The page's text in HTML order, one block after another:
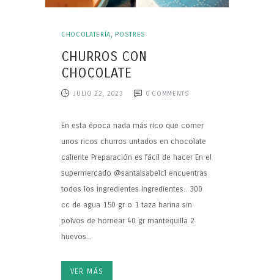
CHOCOLATERÍA, POSTRES
CHURROS CON
CHOCOLATE
JULIO 22, 2023 0 COMMENTS
En esta época nada más rico que comer
unos ricos churros untados en chocolate
caliente Preparación es fácil de hacer En el
supermercado @santaisabelcl encuentras
todos los ingredientes Ingredientes.. 300
cc de agua 150 gr o 1 taza harina sin
polvos de hornear 40 gr mantequilla 2
huevos...
VER MÁS